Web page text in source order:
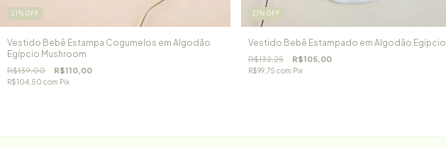
21 % OFF
Vestido Bebê Estampa Cogumelos em Algodão
Egípcio Mushroom
R$139,00 R$110,00
R$104,50 com Pix
21 % OFF
Vestido Bebê Estampado em Algodão Egípcio
R$132,25 R$105,00
R$99,75 com Pix